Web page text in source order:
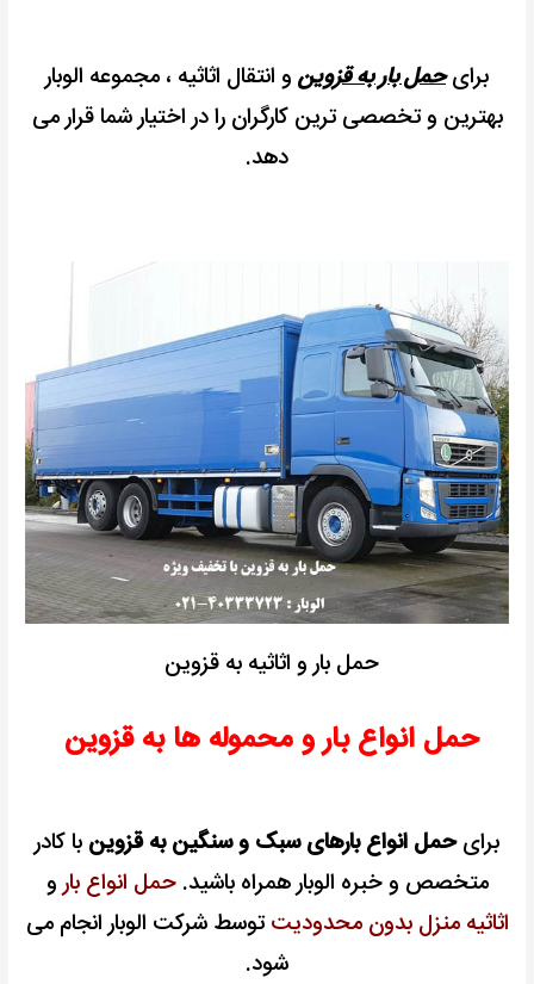
برایحمل بار به قزوین و انتقال اثاثیه ، مجموعه الوبار
بهترین و تخصصی ترین کارگران را در اختیار شما قرار می
دهد.
حمل بار و اثاثیه به قزوین
حمل انواع بار و محموله ها به قزوین
برایحمل انواع بارهای سبک و سنگین به قزوین با کادر
متخصص و خبره الوبار همراه باشید.حمل انواع بارو
اثاثیه منزل بدون محدودیتتوسط شرکت الوبار انجام می
شود.